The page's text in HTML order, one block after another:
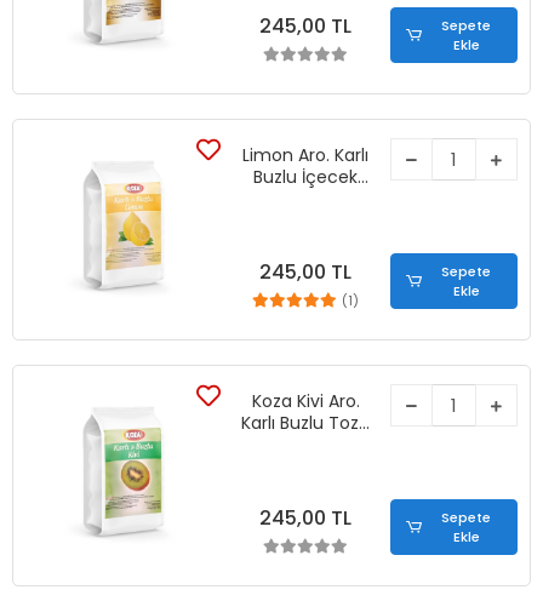
245,00 TL
Sepete
Ekle
Limon Aro. Karlı
Buzlu İçecek
245,00 TL
(1)
Sepete
Ekle
Koza Kivi Aro.
Karlı Buzlu Tozu
245,00 TL
Sepete
Ekle